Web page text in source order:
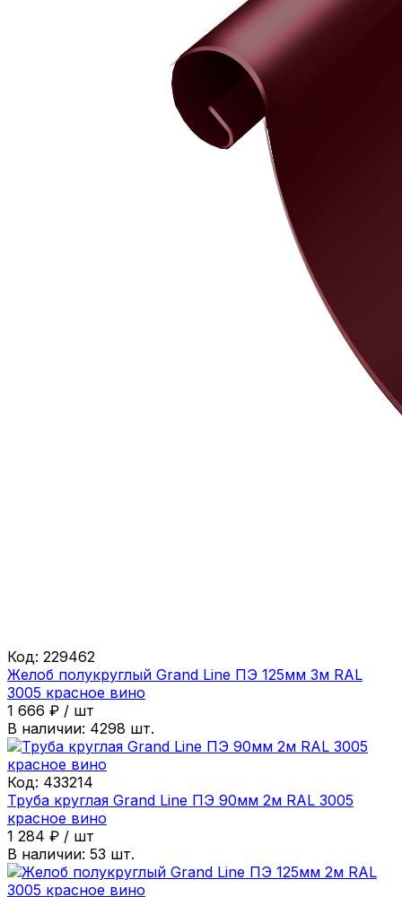
Код: 229462
Желоб полукруглый Grand Line ПЭ 125мм 3м RAL
3005 красное вино
1 666 ₽ / шт
В наличии: 4298 шт.
Код: 433214
Труба круглая Grand Line ПЭ 90мм 2м RAL 3005
красное вино
1 284 ₽ / шт
В наличии: 53 шт.